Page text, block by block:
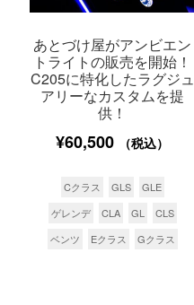
あとづけ屋がアンビエン
トライトの販売を開始！
C205に特化したラグジュ
アリーなカスタムを提
供！
¥60,500 （税込）
Cクラス GLS
GLE
ゲレンデ
CLA GL
CLS
ベンツ
Eクラス Gクラス